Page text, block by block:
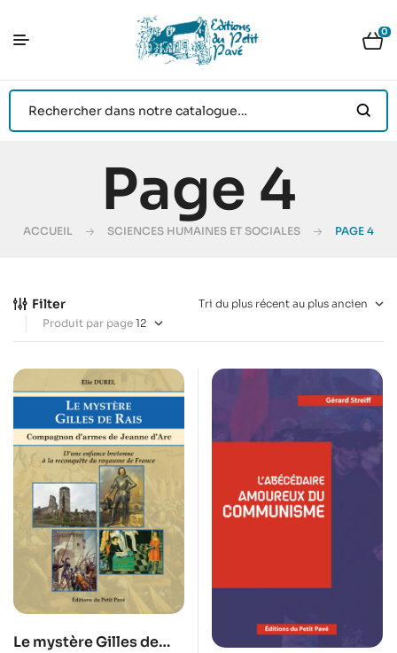
0
Page 4
ACCUEIL SCIENCES HUMAINES ET SOCIALES PAGE 4
Filter
Produit par page
Le mystère Gilles de